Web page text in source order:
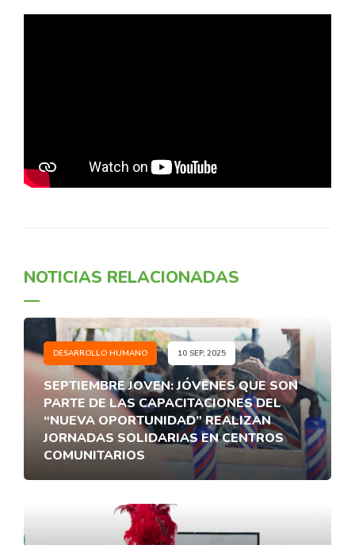
NOTICIAS RELACIONADAS
DESARROLLO HUMANO 10 SEP, 2025
SEPTIEMBRE JOVEN: JÓVENES QUE SON
PARTE DE LAS CAPACITACIONES DEL
“NUEVA OPORTUNIDAD” REALIZAN
JORNADAS SOLIDARIAS EN CENTROS
COMUNITARIOS